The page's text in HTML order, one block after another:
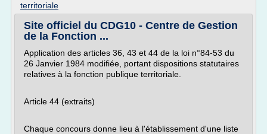
territoriale
Site officiel du CDG10 - Centre de Gestion
de la Fonction ...
Application des articles 36, 43 et 44 de la loi n°84-53 du
26 Janvier 1984 modifiée, portant dispositions statutaires
relatives à la fonction publique territoriale.
Article 44 (extraits)
Chaque concours donne lieu à l'établissement d'une liste